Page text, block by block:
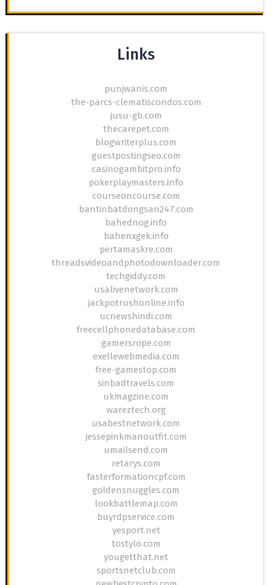
Links
punjwanis.com
the-parcs-clematiscondos.com
jusu-gb.com
thecarepet.com
blogwriterplus.com
guestpostingseo.com
casinogambitpro.info
pokerplaymasters.info
courseoncourse.com
bantinbatdongsan247.com
bahednog.info
bahenxgek.info
pertamaskre.com
threadsvideoandphotodownloader.com
techgiddy.com
usalivenetwork.com
jackpotrushonline.info
ucnewshindi.com
freecellphonedatabase.com
gamersrope.com
exellewebmedia.com
free-gamestop.com
sinbadtravels.com
ukmagzine.com
wareztech.org
usabestnetwork.com
jessepinkmanoutfit.com
umailsend.com
retarys.com
fasterformationcpf.com
goldensnuggles.com
lookbattlemap.com
buyrdpservice.com
yesport.net
tostylo.com
yougetthat.net
sportsnetclub.com